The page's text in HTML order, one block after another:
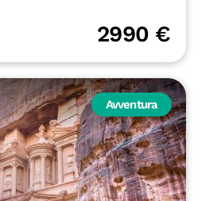
2990 €
Avventura